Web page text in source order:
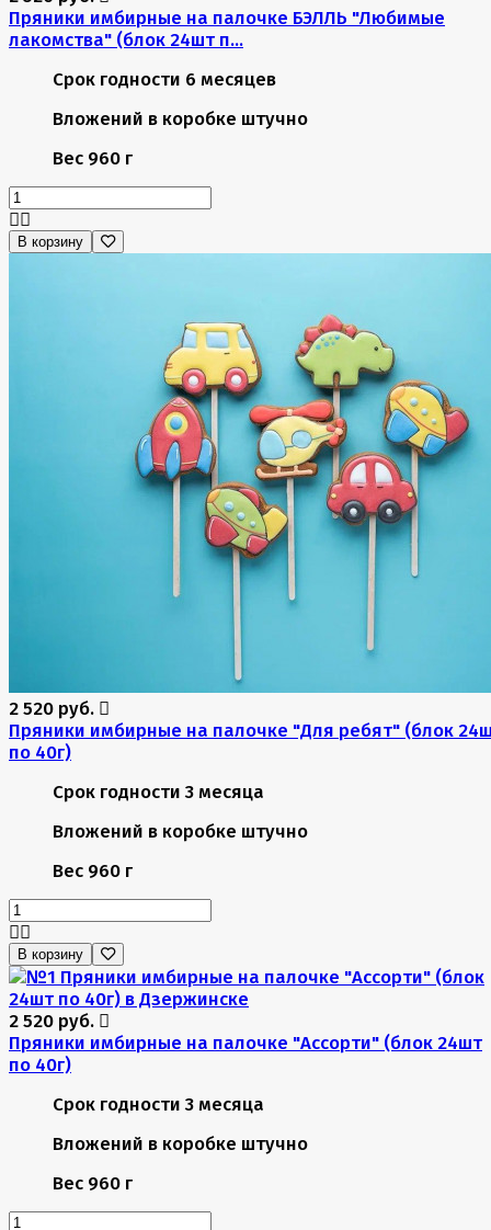
Пряники имбирные на палочке БЭЛЛЬ "Любимые
лакомства" (блок 24шт п...
Срок годности 6 месяцев
Вложений в коробке штучно
Вес 960 г
В корзину
2 520 руб.
Пряники имбирные на палочке "Для ребят" (блок
по 40г)
Срок годности 3 месяца
Вложений в коробке штучно
Вес 960 г
В корзину
2 520 руб.
Пряники имбирные на палочке "Ассорти" (блок 24шт
по 40г)
Срок годности 3 месяца
Вложений в коробке штучно
Вес 960 г